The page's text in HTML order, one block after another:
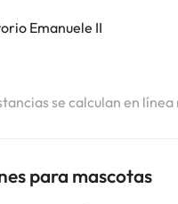
Emanuele II
se calculan en
para mascotas